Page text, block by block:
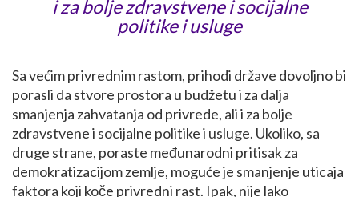
i za bolje zdravstvene i socijalne
politike i usluge
Sa većim privrednim rastom, prihodi države dovoljno bi
porasli da stvore prostora u budžetu i za dalja
smanjenja zahvatanja od privrede, ali i za bolje
zdravstvene i socijalne politike i usluge. Ukoliko, sa
druge strane, poraste međunarodni pritisak za
demokratizacijom zemlje, moguće je smanjenje uticaja
faktora koji koče privredni rast. Ipak, nije lako